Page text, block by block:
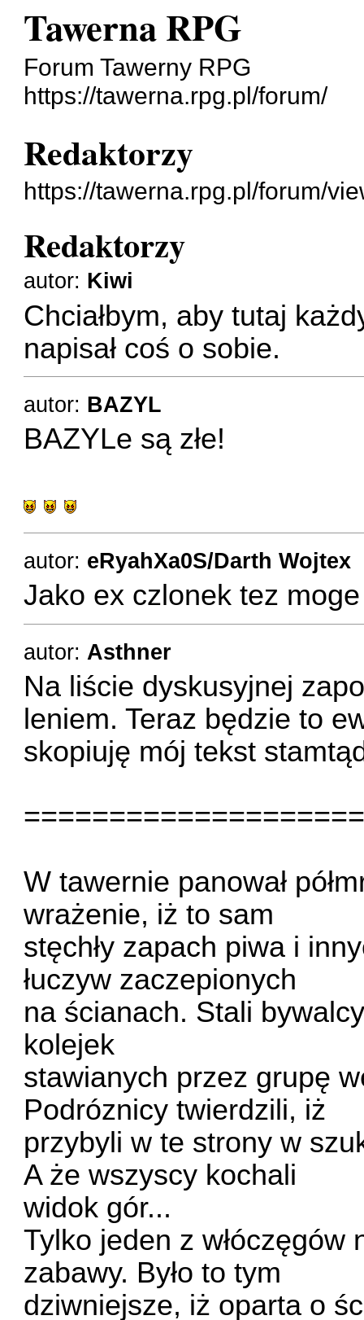
Tawerna RPG
Forum Tawerny RPG
https://tawerna.rpg.pl/forum/
Redaktorzy
https://tawerna.rpg.pl/forum/
Redaktorzy
autor: Kiwi
Chciałbym, aby tutaj
napisał coś o sobie.
autor: BAZYL
BAZYLe są złe!
autor: eRyahXa0S/Darth Wojtex
Jako ex czlonek tez
autor: Asthner
Na liście dyskusyjnej
leniem. Teraz będzie to
skopiuję mój tekst
W tawernie panował
wrażenie, iż to sam
stęchły zapach piwa i
łuczyw zaczepionych
na ścianach. Stali
kolejek
stawianych przez grupę
Podróznicy twierdzili, iż
przybyli w te strony w
A że wszyscy kochali
widok gór...
Tylko jeden z włóczęgów
zabawy. Było to tym
dziwniejsze, iż oparta o